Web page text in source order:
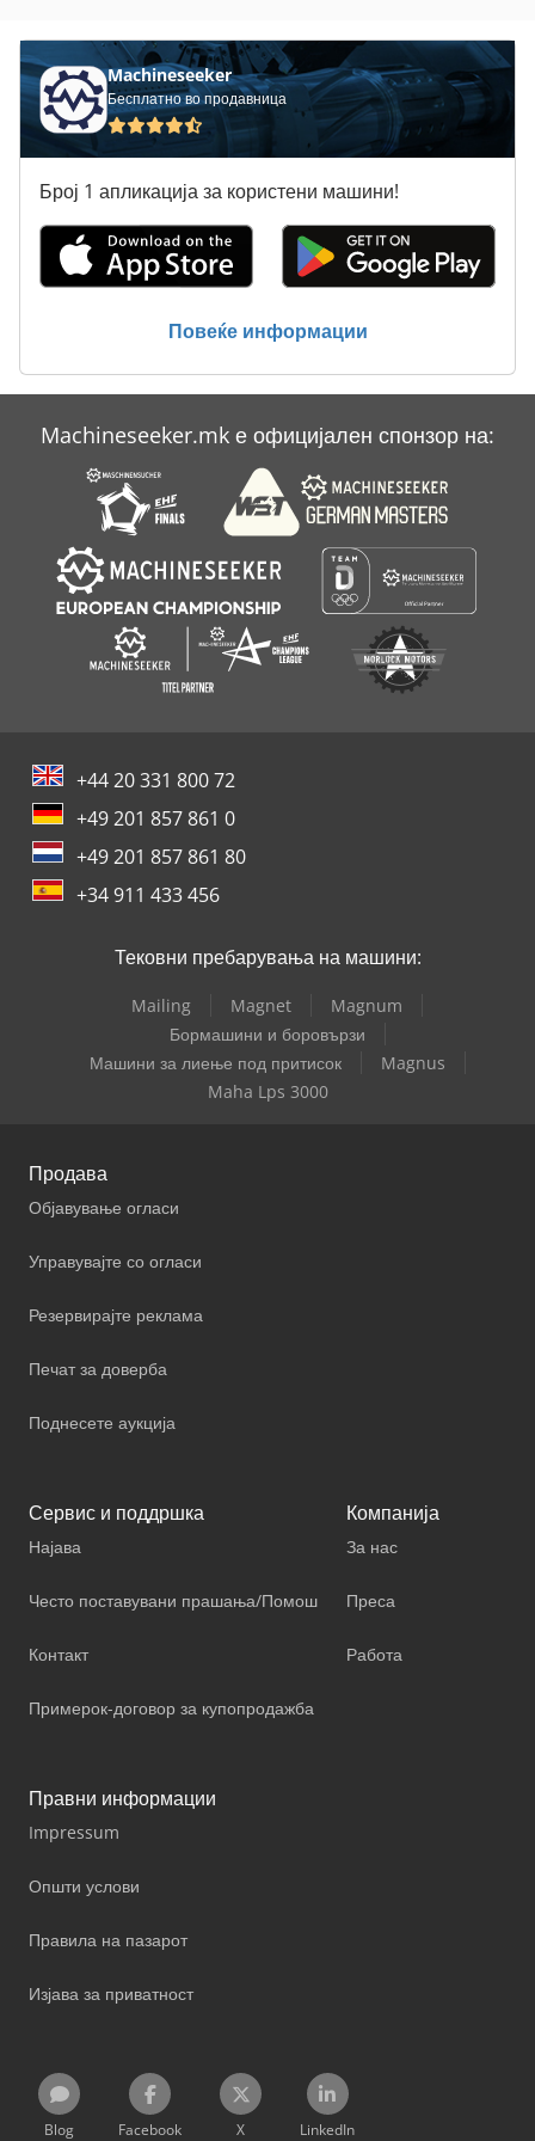
Машина За Сечење На Жица
Машина За Сечење На Кров
Машинска Машина За Сечење
Machineseeker
Бесплатно во продавница
Број 1 апликација за користени машини!
Повеќе информации
Machineseeker.mk е официјален спонзор на:
+44 20 331 800 72
+49 201 857 861 0
+49 201 857 861 80
+34 911 433 456
Тековни пребарувања на машини:
Mailing Magnet
Magnum
Бормашини и боровързи
Машини за лиење под притисок
Magnus
Maha Lps 3000
Продава
Објавување огласи
Управувајте со огласи
Резервирајте реклама
Печат за доверба
Поднесете аукција
Сервис и поддршка
Најава
Често поставувани прашања/Помош
Контакт
Примерок-договор за купопродажба
Компанија
За нас
Преса
Работа
Правни информации
Impressum
Општи услови
Правила на пазарот
Изјава за приватност
Blog Facebook X LinkedIn